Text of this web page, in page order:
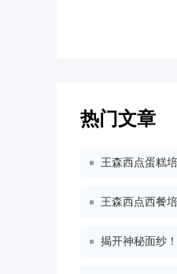
热门文章
王森西点蛋糕
王森西点西餐培
揭开神秘面纱